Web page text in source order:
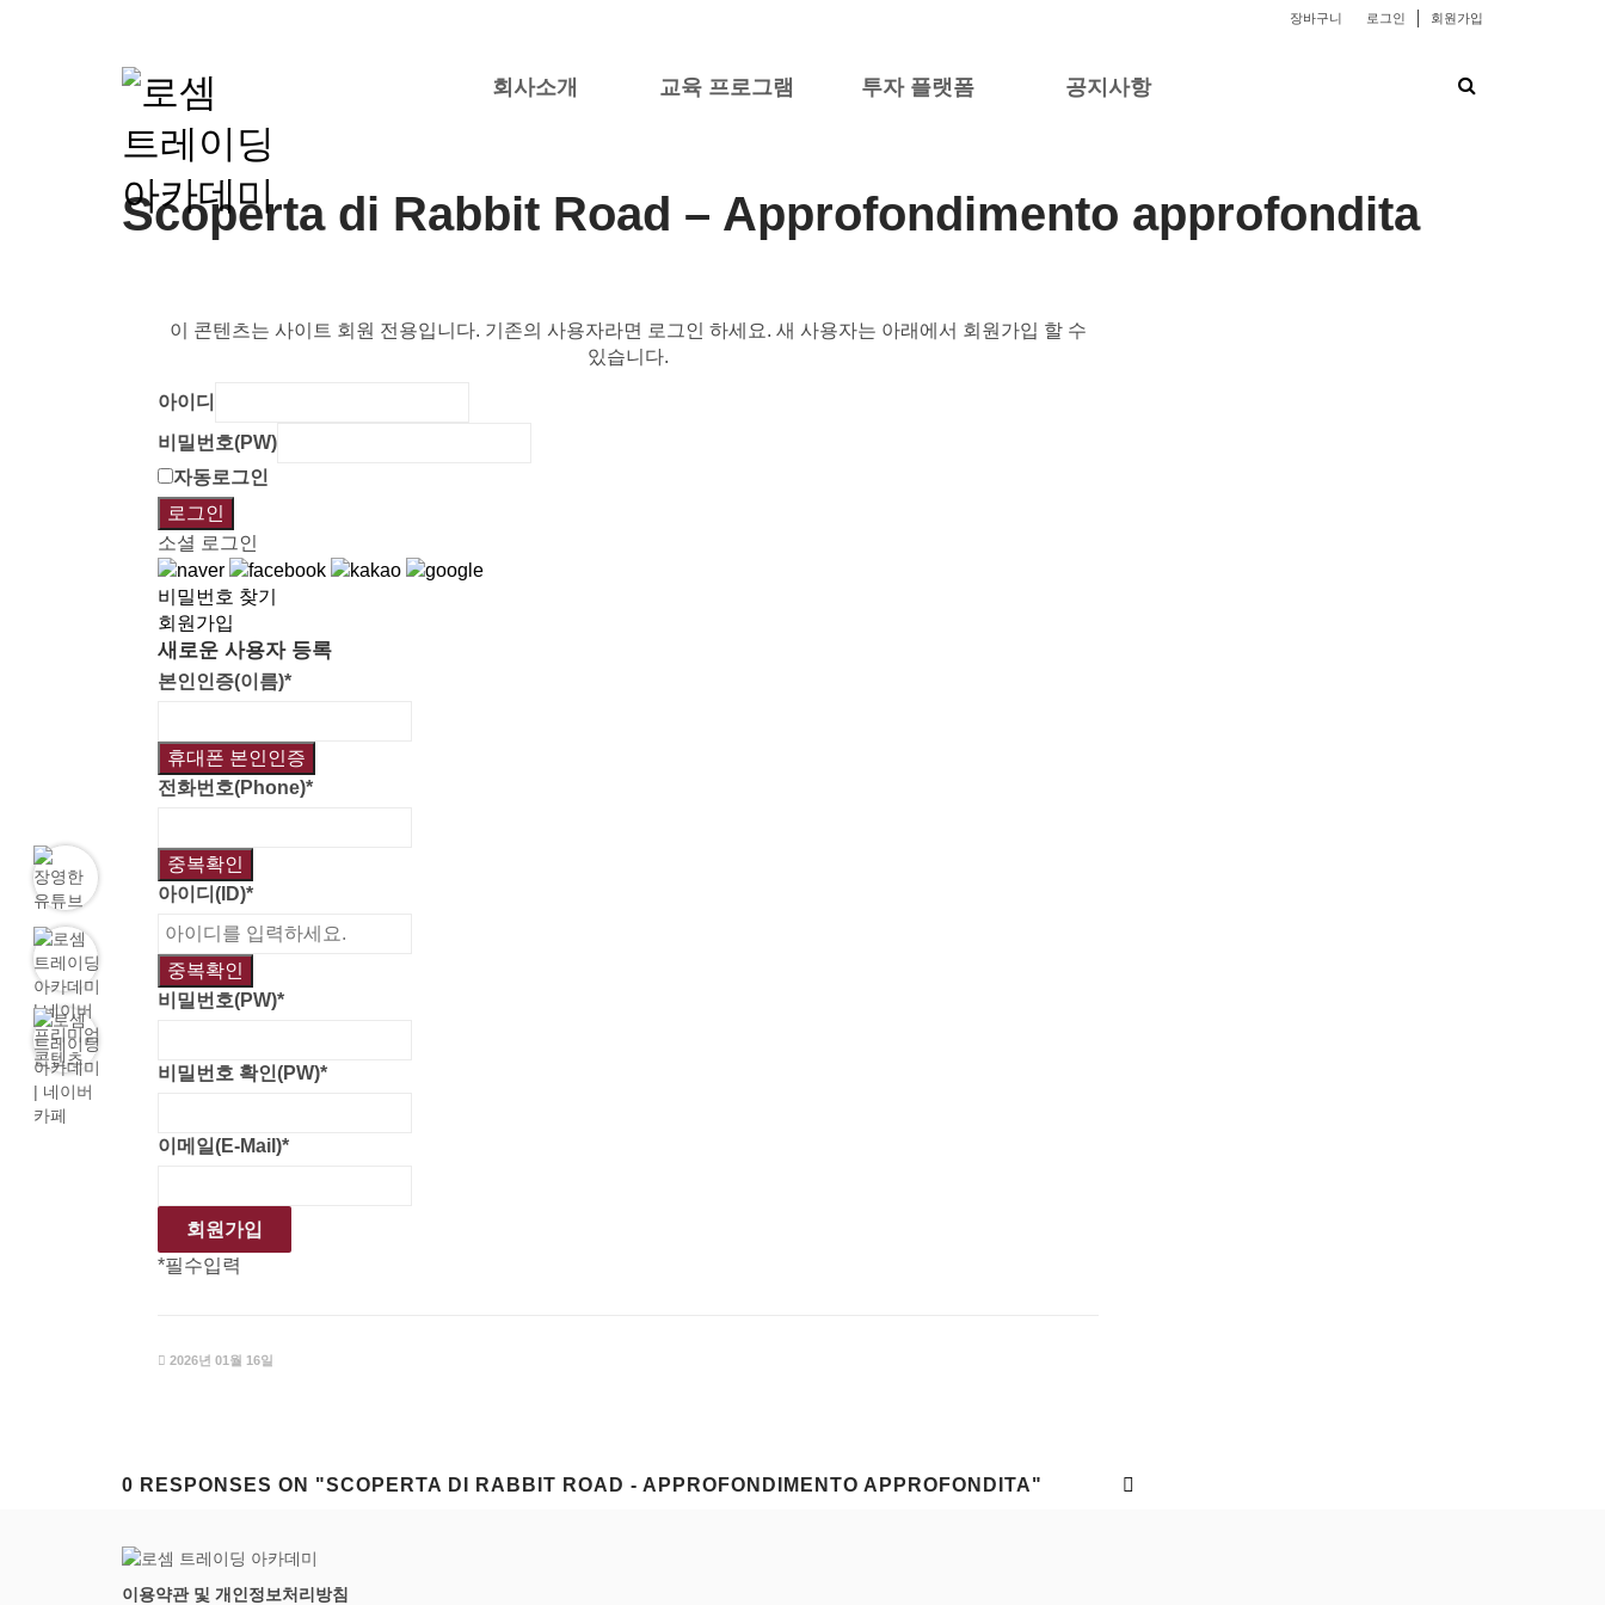
로그인 회원가입
장바구니
회사소개 교육 프로그램 투자 플랫폼 공지사항
Scoperta di Rabbit Road – Approfondimento approfondita
이 콘텐츠는 사이트 회원 전용입니다. 기존의 사용자라면 로그인 하세요. 새 사용자는 아래에서 회원가입 할 수
있습니다.
아이디
비밀번호(PW)
자동로그인
로그인
소셜 로그인
비밀번호 찾기
회원가입
새로운 사용자 등록
본인인증(이름)*
휴대폰 본인인증
전화번호(Phone)*
중복확인
아이디(ID)*
중복확인
비밀번호(PW)*
비밀번호 확인(PW)*
이메일(E-Mail)*
*필수입력
2026년 01월 16일
0 RESPONSES ON "SCOPERTA DI RABBIT ROAD - APPROFONDIMENTO APPROFONDITA"
이용약관 및 개인정보처리방침